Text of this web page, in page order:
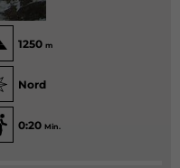
1250 m
Nord
0:20 Min.